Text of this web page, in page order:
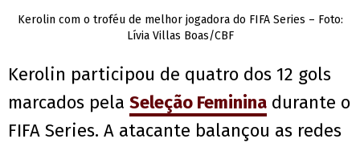
Kerolin com o troféu de melhor jogadora do FIFA Series – Foto:
Lívia Villas Boas/CBF
Kerolin participou de quatro dos 12 gols
marcados pela Seleção Feminina durante o
FIFA Series. A atacante balançou as redes